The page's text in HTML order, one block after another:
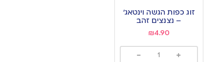
to
wishlist
זוג כפות הגשה וינטאג’
– נצנצים זהב
₪4.90
+
-